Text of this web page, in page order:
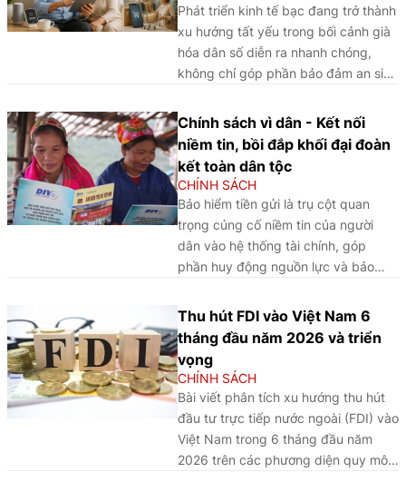
Phát triển kinh tế bạc đang trở thành
xu hướng tất yếu trong bối cảnh già
hóa dân số diễn ra nhanh chóng,
không chỉ góp phần bảo đảm an sinh
trưởng mới cho Việt Nam trong thời
gian tới.
Chính sách vì dân - Kết nối
niềm tin, bồi đắp khối đại đoàn
kết toàn dân tộc
CHÍNH SÁCH
Bảo hiểm tiền gửi là trụ cột quan
trọng củng cố niềm tin của người
dân vào hệ thống tài chính, góp
phần huy động nguồn lực và bảo
Khi người dân yên tâm gửi gắm đồng
tiền tích lũy, nguồn vốn trong xã hội
được khơi thông, tạo thêm động lực
cho đầu tư, sản xuất, kinh doanh và
phát triển bền vững.
Thu hút FDI vào Việt Nam 6
tháng đầu năm 2026 và triển
vọng
CHÍNH SÁCH
Bài viết phân tích xu hướng thu hút
đầu tư trực tiếp nước ngoài (FDI) vào
Việt Nam trong 6 tháng đầu năm
2026 trên các phương diện quy mô,